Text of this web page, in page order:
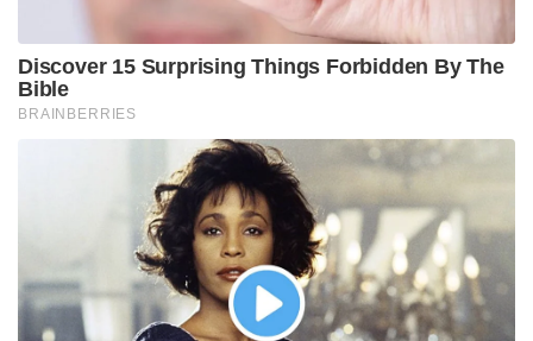
Discover 15 Surprising Things Forbidden By The
Bible
BRAINBERRIES